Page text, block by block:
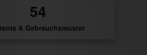
56
& Gebrauchsmuster